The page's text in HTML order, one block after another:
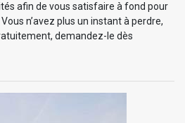
afin de vous satisfaire à fond pour
n’avez plus un instant à perdre,
demandez-le dès